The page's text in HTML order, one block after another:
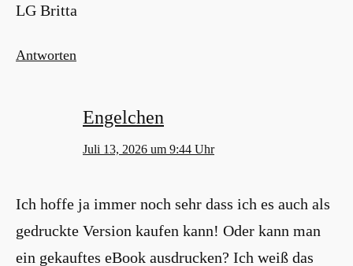
LG Britta
Antworten
Engelchen
Juli 13, 2026 um 9:44 Uhr
Ich hoffe ja immer noch sehr dass ich es auch als
gedruckte Version kaufen kann! Oder kann man
ein gekauftes eBook ausdrucken? Ich weiß das